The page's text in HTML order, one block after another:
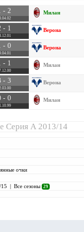
- 2 Милан
- 1 Верона
- 0 Верона
- 1 Милан
- 3 Верона
- 0 Милан
Серия А 2013/14
очки
| Все сезоны 29